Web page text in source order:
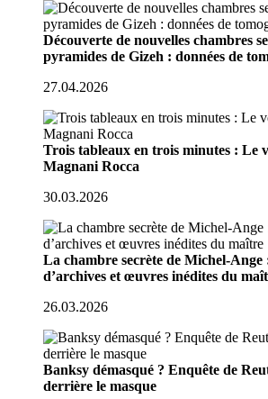
Découverte de nouvelles chambres
pyramides de Gizeh : données de
27.04.2026
Trois tableaux en trois minutes : Le
Magnani Rocca
30.03.2026
La chambre secrète de Michel-Ange
d’archives et œuvres inédites du
26.03.2026
Banksy démasqué ? Enquête de
derrière le masque